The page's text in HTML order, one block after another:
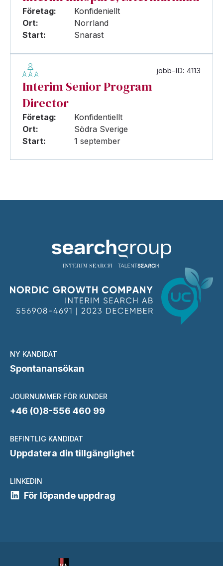
Företag:
Konfideniellt
Ort:
Norrland
Start:
Snarast
jobb-ID: 4113
Interim Senior Program
Director
Företag:
Konfidentiellt
Ort:
Södra Sverige
Start:
1 september
NY KANDIDAT
Spontanansökan
JOURNUMMER FÖR KUNDER
+46 (0)8-556 460 99
BEFINTLIG KANDIDAT
Uppdatera din tillgänglighet
LINKEDIN
För löpande uppdrag